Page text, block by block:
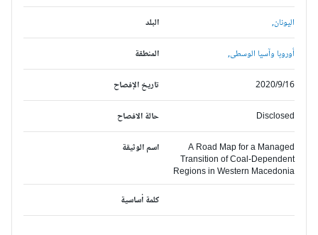
البلد اليونان,
المنطقة أوروبا وآسيا الوسطى,
تاريخ الإفصاح 2020/9/16
حالة الافصاح Disclosed
اسم الوثيقة
A Road Map for a Managed
Transition of Coal-Dependent
Regions in Western Macedonia
كلمة أساسية